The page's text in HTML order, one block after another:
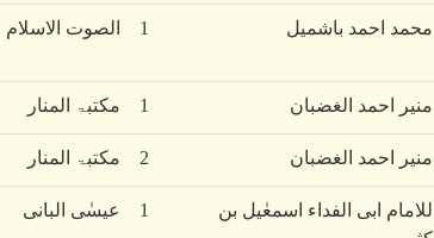
الصوت الاسلام 1 محمد احمد باشمیل
مکتبۃ المنار 1 منیر احمد الغضبان
مکتبۃ المنار 2 منیر احمد الغضبان
عیسٰی البانی 1
للامام ابی الفداء اسمعٰیل بن